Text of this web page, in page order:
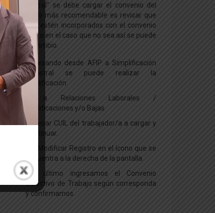
“Alta Registral” se debe cargar el convenio del
empleado, lo más recomendable es revisar que
los mismos estén incorporados con el convenio
correcto pero en el caso que no sea así se puede
realizar el cambio.
Ingresando desde AFIP a Simplificación
Registral se puede realizar la
modificación.
Ir a Relaciones Laborales /
Modificaciones y/o Bajas.
Ingresar CUIL del trabajador/a a cargar y
Continuar.
Ir a Modificar Registro en el ícono que se
encuentra a la derecha de la pantalla.
Por último ingresamos el Convenio
Colectivo de Trabajo según corresponda
y confirmamos.